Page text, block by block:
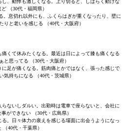
し、動悸も激しくなる。上り切ると、しばらく動けな
ど （30代・福岡県）
。息切れ以外にも、ふくらはぎが重くなったり、壁に
りと老いを感じる （40代・大阪府）
痛くて休みたくなる。最近は日によって膝も痛くなる
と思ってる （30代・大阪府）
に足が痛くなる。筋肉痛とかではなく、張った感じで
気持ちになる （40代・茨城県）
らないしダルい。出勤時は電車で座らないと、会社に
ができない （30代・広島県）
る。日々体力の衰えを感じる場面に出会うようになっ
（40代・千葉県）